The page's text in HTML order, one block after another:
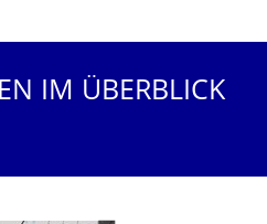
IM ÜBERBLICK